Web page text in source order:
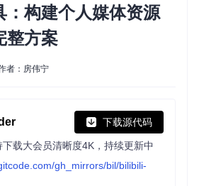
：构建个人媒体资源
整方案
者：房伟宁
下载源代码
载大会员清晰度4K，持续更新中
gh_mirrors/bil/bilibili-